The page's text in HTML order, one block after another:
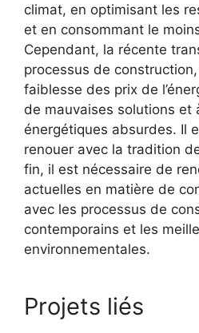
climat, en optimisant les
et en consommant le
Cependant, la récente
processus de
faiblesse des prix de
de mauvaises solutions et
énergétiques absurdes. Il
renouer avec la tradition
fin, il est nécessaire de
actuelles en matière de
avec les processus de
contemporains et les
environnementales.
Projets liés